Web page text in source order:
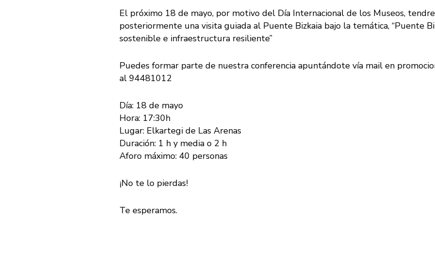
El próximo 18 de mayo, por motivo del Día Internacional de los Museos,
posteriormente una visita guiada al Puente Bizkaia bajo la temática, “Puente
sostenible e infraestructura resiliente”
Puedes formar parte de nuestra conferencia apuntándote vía mail en
al 94481012
Día: 18 de mayo
Hora: 17:30h
Lugar: Elkartegi de Las Arenas
Duración: 1 h y media o 2 h
Aforo máximo: 40 personas
¡No te lo pierdas!
Te esperamos.